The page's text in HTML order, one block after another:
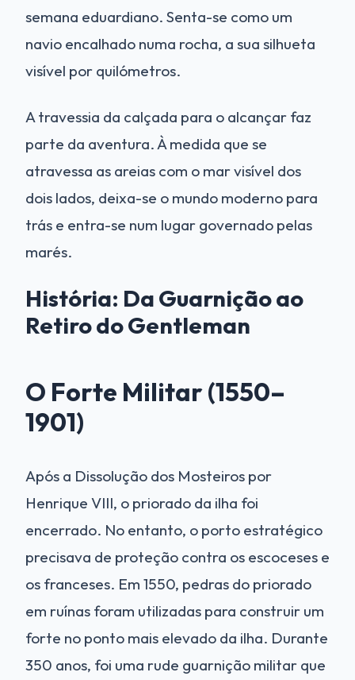
semana eduardiano. Senta-se como um
navio encalhado numa rocha, a sua silhueta
visível por quilómetros.
A travessia da calçada para o alcançar faz
parte da aventura. À medida que se
atravessa as areias com o mar visível dos
dois lados, deixa-se o mundo moderno para
trás e entra-se num lugar governado pelas
marés.
História: Da Guarnição ao
Retiro do Gentleman
O Forte Militar (1550–
1901)
Após a Dissolução dos Mosteiros por
Henrique VIII, o priorado da ilha foi
encerrado. No entanto, o porto estratégico
precisava de proteção contra os escoceses e
os franceses. Em 1550, pedras do priorado
em ruínas foram utilizadas para construir um
forte no ponto mais elevado da ilha. Durante
350 anos, foi uma rude guarnição militar que